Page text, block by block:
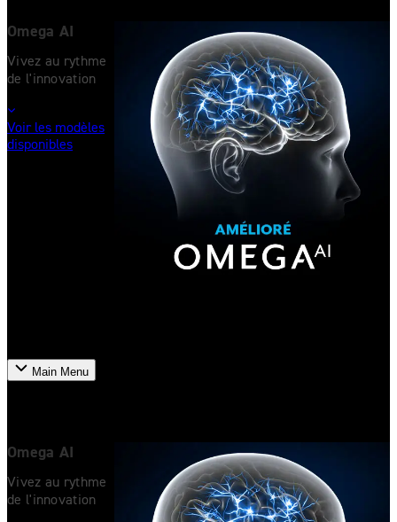
Omega AI
Vivez au rythme
de l'innovation
Voir les modèles
disponibles
Main Menu
Omega AI
Vivez au rythme
de l'innovation